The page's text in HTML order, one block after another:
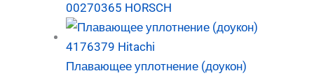
00270365 HORSCH
Плавающее уплотнение (доукон)